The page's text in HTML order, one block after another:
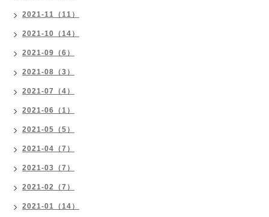
2021-11（11）
2021-10（14）
2021-09（6）
2021-08（3）
2021-07（4）
2021-06（1）
2021-05（5）
2021-04（7）
2021-03（7）
2021-02（7）
2021-01（14）